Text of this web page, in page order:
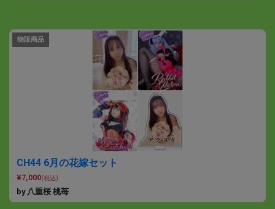
物販商品
CH44 6月の花嫁セット
¥7,000(税込)
by 八重桜 桃苺